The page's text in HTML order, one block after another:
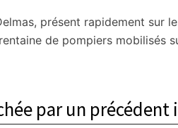
présent rapidement sur
de pompiers mobilisés
par un précédent